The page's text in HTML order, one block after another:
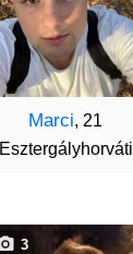
Marci, 21
Esztergályhorváti
3